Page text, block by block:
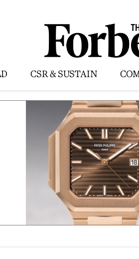
CSR & SUSTAIN